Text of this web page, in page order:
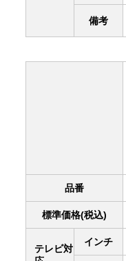
備考
品番
標準価格(税込)
テレビ対
インチ